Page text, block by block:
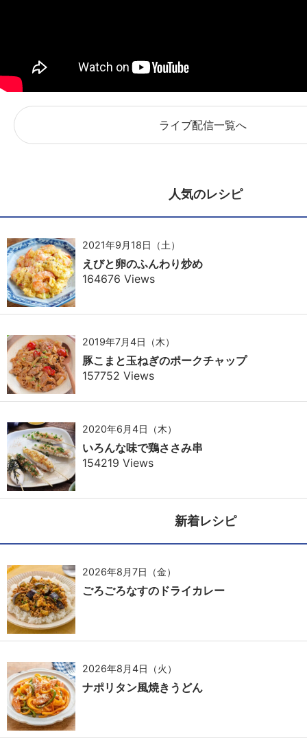
ライブ配信一覧へ
人気のレシピ
2021年9月18日（土）
えびと卵のふんわり炒め
164676 Views
2019年7月4日（木）
豚こまと玉ねぎのポークチャップ
157752 Views
2020年6月4日（木）
いろんな味で鶏ささみ串
154219 Views
新着レシピ
2026年8月7日（金）
ごろごろなすのドライカレー
2026年8月4日（火）
ナポリタン風焼きうどん